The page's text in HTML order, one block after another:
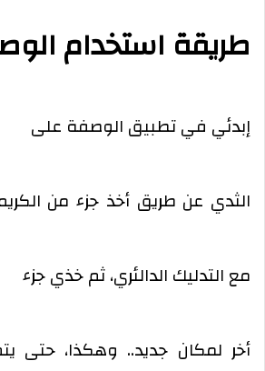
طريقة استخدام
إبدئي في تطبيق الوصفة على
الثدي عن طريق أخذ جزء من
مع التدليك الدالئري، ثم خذي جزء
أخر لمكان جديد.. وهكذا، حتى